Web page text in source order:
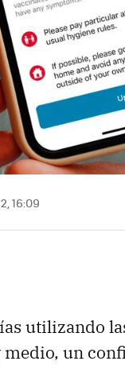
16:09
utilizando
medio, un